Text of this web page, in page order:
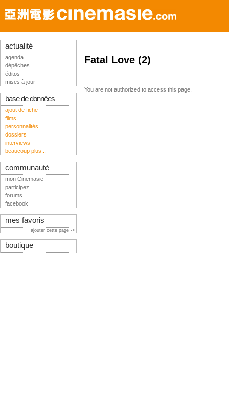
Fatal Love (2)
You are not authorized to access this page.
actualité
agenda
dépêches
éditos
mises à jour
base de données
ajout de fiche
films
personnalités
dossiers
interviews
beaucoup plus...
communauté
mon Cinemasie
participez
forums
facebook
mes favoris
ajouter cette page ->
boutique